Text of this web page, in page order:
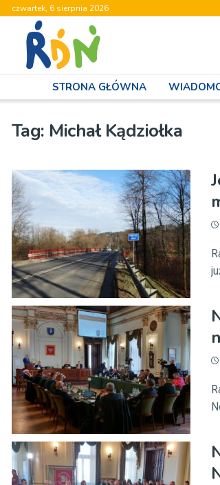
czwartek, 6 sierpnia 2026
STRONA GŁÓWNA
Tag: Michał Kądziołka